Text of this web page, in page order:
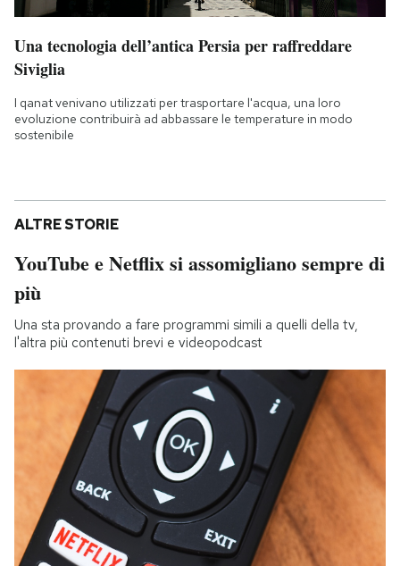
Una tecnologia dell’antica Persia per raffreddare
Siviglia
I qanat venivano utilizzati per trasportare l'acqua, una loro
evoluzione contribuirà ad abbassare le temperature in modo
sostenibile
ALTRE STORIE
YouTube e Netflix si assomigliano sempre di
più
Una sta provando a fare programmi simili a quelli della tv,
l'altra più contenuti brevi e videopodcast